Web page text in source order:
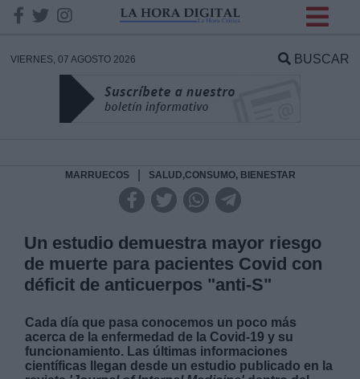
VIERNES, 07 AGOSTO 2026 BUSCAR
MARRUECOS SALUD,CONSUMO, BIENESTAR
Un estudio demuestra mayor riesgo
de muerte para pacientes Covid con
déficit de anticuerpos "anti-S"
Cada día que pasa conocemos un poco más
acerca de la enfermedad de la Covid-19 y su
funcionamiento. Las últimas informaciones
científicas llegan desde un estudio publicado en la
DATOS
Responsable:
Legitimación:
Destinatarios: